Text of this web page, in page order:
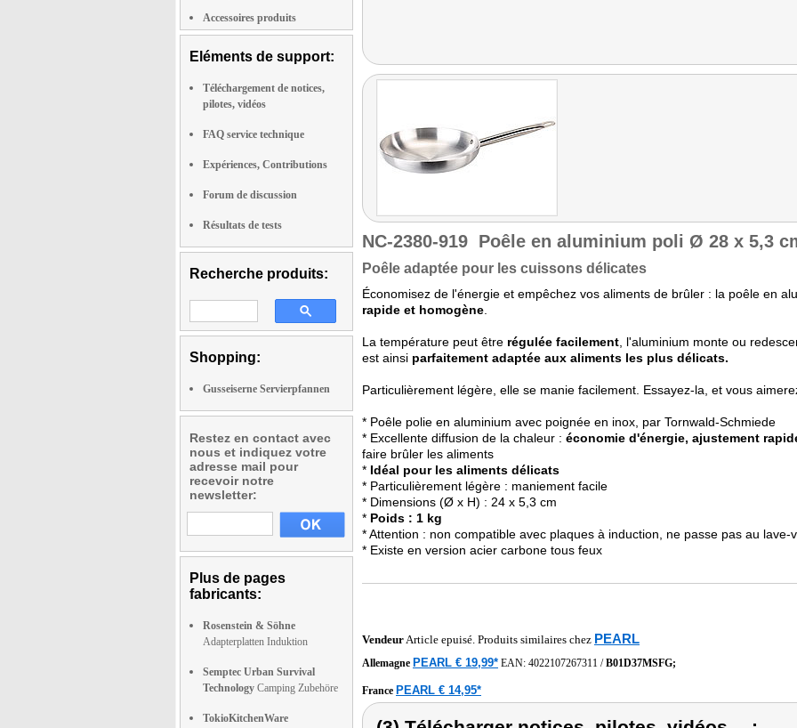
Accessoires produits
Eléments de support:
Téléchargement de notices,
pilotes, vidéos
FAQ service technique
Expériences, Contributions
Forum de discussion
Résultats de tests
Recherche produits:
Shopping:
Gusseiserne Servierpfannen
Restez en contact avec
nous et indiquez votre
adresse mail pour
recevoir notre
newsletter:
Plus de pages
fabricants:
Rosenstein & Söhne
Adapterplatten Induktion
Semptec Urban Survival
Technology Camping Zubehöre
TokioKitchenWare
NC-2380-919 Poêle en aluminium poli Ø 28 x 5,3
Poêle adaptée pour les cuissons délicates
Économisez de l'énergie et empêchez vos aliments de brûler : la poêle en
rapide et homogène
La température peut être régulée facilement , l'aluminium monte ou
est ainsi parfaitement adaptée aux aliments les plus délicats.
Particulièrement légère, elle se manie facilement. Essayez-la, et vous
* Poêle polie en aluminium avec poignée en inox, par Tornwald-Schmiede
* Excellente diffusion de la chaleur : économie d'énergie, ajustement
faire brûler les aliments
* Idéal pour les aliments délicats
* Particulièrement légère : maniement facile
* Dimensions (Ø x H) : 24 x 5,3 cm
* Poids : 1 kg
* Attention : non compatible avec plaques à induction, ne passe pas au lave-
* Existe en version acier carbone tous feux
Vendeur Article epuisé. Produits similaires chez PEARL
Allemagne PEARL € 19,99* EAN: 4022107267311 /B01D37MSFG;
France PEARL € 14,95*